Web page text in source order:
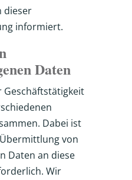
dieser
informiert.
Daten
Geschäftstätigkeit
Dabei ist
von
Daten an diese
Wir